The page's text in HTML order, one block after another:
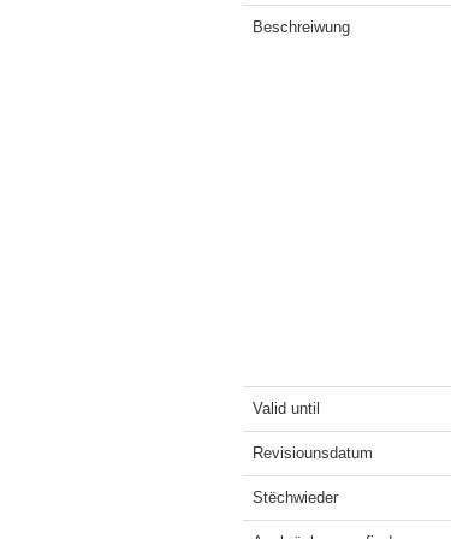
Beschreiwung
Valid until
Revisiounsdatum
Stëchwieder